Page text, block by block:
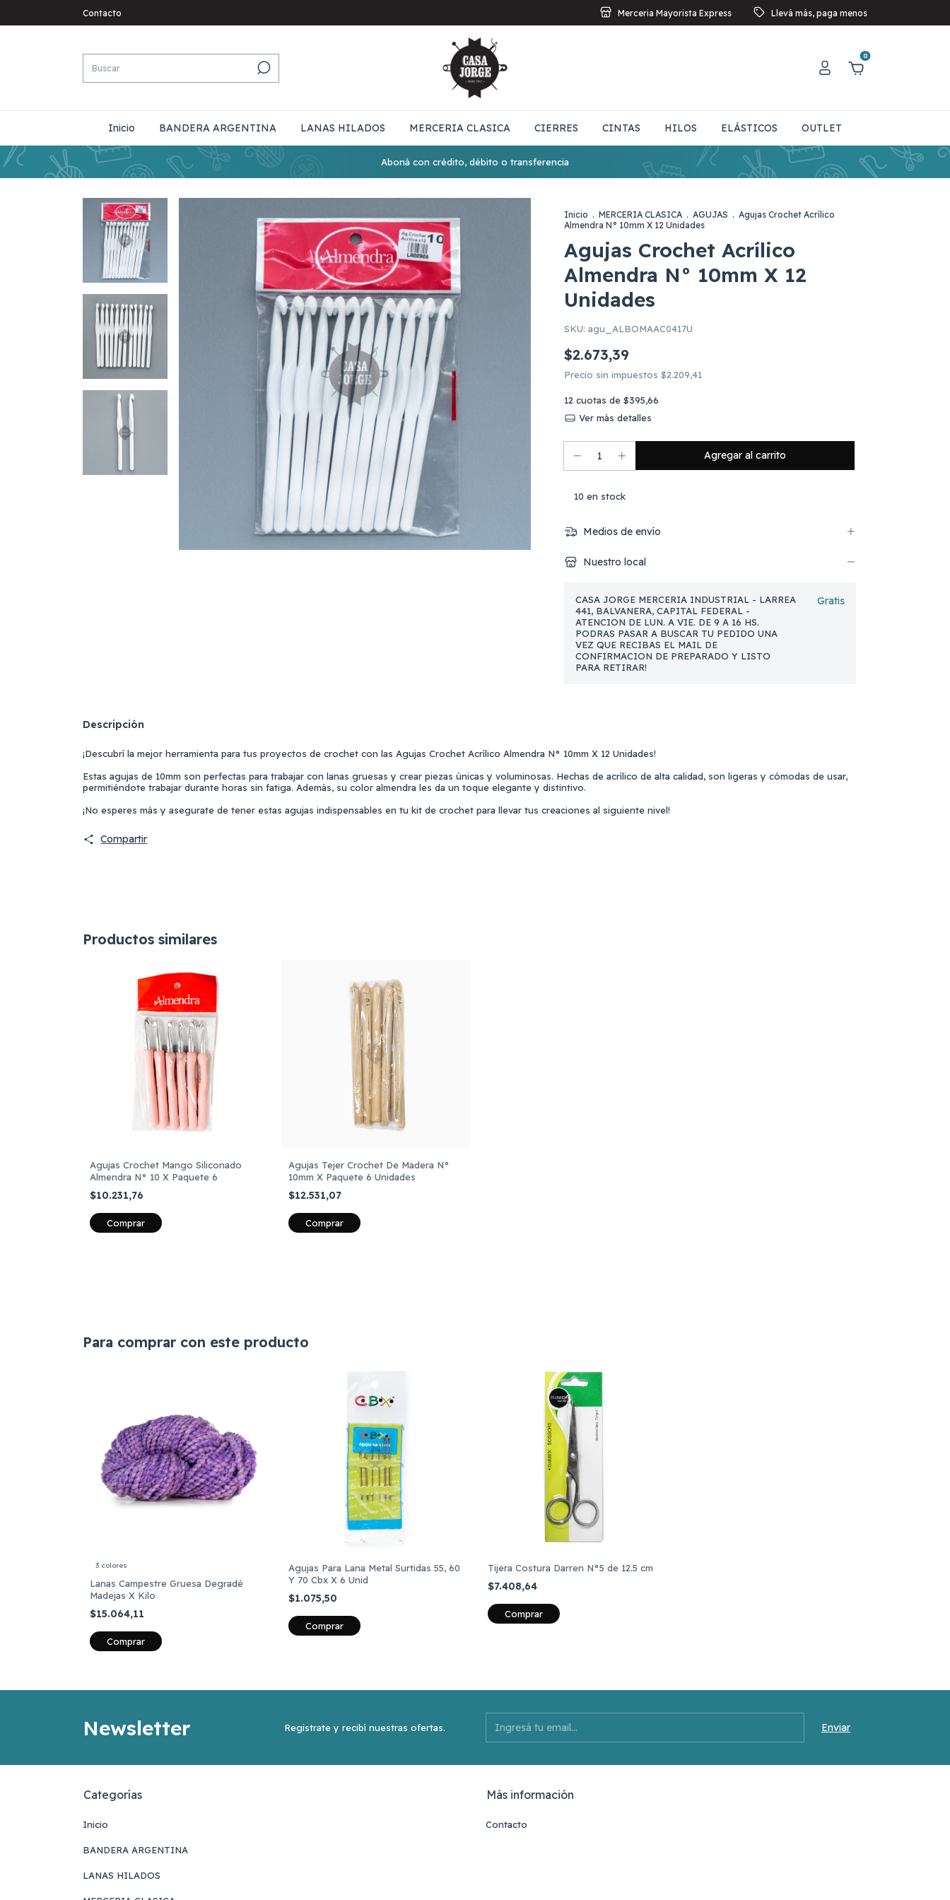
Contacto Merceria Mayorista Express Llevá más, paga menos
0
Inicio BANDERA ARGENTINA LANAS HILADOS MERCERIA CLASICA CIERRES CINTAS HILOS ELÁSTICOS OUTLET
Aboná con crédito, débito o transferencia
Inicio . MERCERIA CLASICA . AGUJAS . Agujas Crochet Acrílico
Almendra N° 10mm X 12 Unidades
Agujas Crochet Acrílico
Almendra N° 10mm X 12
Unidades
SKU: agu_ALBOMAAC0417U
$2.673,39
Precio sin impuestos $2.209,41
12 cuotas de $395,66
Ver más detalles
10 en stock
Medios de envío
Nuestro local
CASA JORGE MERCERIA INDUSTRIAL - LARREA
441, BALVANERA, CAPITAL FEDERAL -
ATENCION DE LUN. A VIE. DE 9 A 16 HS.
PODRAS PASAR A BUSCAR TU PEDIDO UNA
VEZ QUE RECIBAS EL MAIL DE
CONFIRMACION DE PREPARADO Y LISTO
PARA RETIRAR!
Gratis
Descripción
¡Descubrí la mejor herramienta para tus proyectos de crochet con las Agujas Crochet Acrílico Almendra N° 10mm X 12 Unidades!
Estas agujas de 10mm son perfectas para trabajar con lanas gruesas y crear piezas únicas y voluminosas. Hechas de acrílico de alta calidad, son ligeras y cómodas de usar,
permitiéndote trabajar durante horas sin fatiga. Además, su color almendra les da un toque elegante y distintivo.
¡No esperes más y asegurate de tener estas agujas indispensables en tu kit de crochet para llevar tus creaciones al siguiente nivel!
Compartir
Productos similares
Agujas Crochet Mango Siliconado
Almendra N° 10 X Paquete 6
$10.231,76
Agujas Tejer Crochet De Madera N°
10mm X Paquete 6 Unidades
$12.531,07
Para comprar con este producto
3 colores
Lanas Campestre Gruesa Degradé
Madejas X Kilo
$15.064,11
Comprar
Agujas Para Lana Metal Surtidas 55, 60
Y 70 Cbx X 6 Unid
$1.075,50
Comprar
Tijera Costura Darren N°5 de 12.5 cm
$7.408,64
Newsletter Registrate y recibí nuestras ofertas.
Categorías
Inicio
BANDERA ARGENTINA
LANAS HILADOS
Más información
Contacto